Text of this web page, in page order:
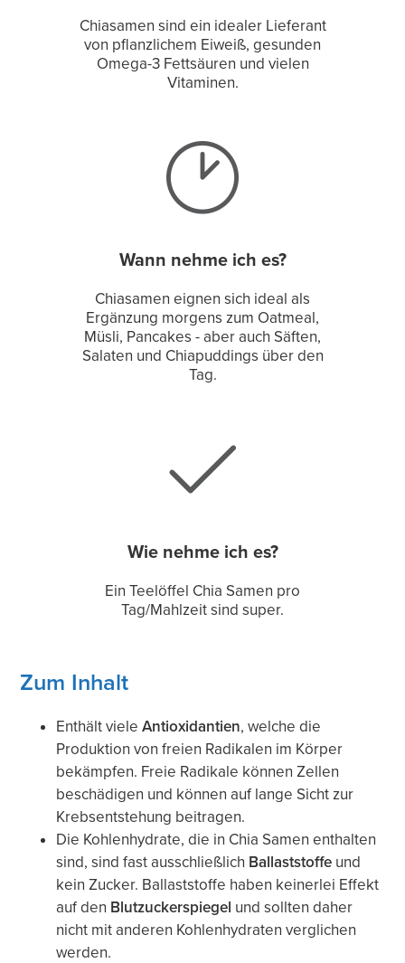
Chiasamen sind ein idealer Lieferant
von pflanzlichem Eiweiß, gesunden
Omega-3 Fettsäuren und vielen
Vitaminen.
Wann nehme ich es?
Chiasamen eignen sich ideal als
Ergänzung morgens zum Oatmeal,
Müsli, Pancakes - aber auch Säften,
Salaten und Chiapuddings über den
Tag.
Wie nehme ich es?
Ein Teelöffel Chia Samen pro
Tag/Mahlzeit sind super.
Zum Inhalt
Enthält vieleAntioxidantien, welche die
Produktion von freien Radikalen im Körper
bekämpfen. Freie Radikale können Zellen
beschädigen und können auf lange Sicht zur
Krebsentstehung beitragen.
Die Kohlenhydrate, die in Chia Samen enthalten
sind, sind fast ausschließlich Ballaststoffe und
kein Zucker. Ballaststoffe haben keinerlei Effekt
auf den Blutzuckerspiegel und sollten daher
nicht mit anderen Kohlenhydraten verglichen
werden.